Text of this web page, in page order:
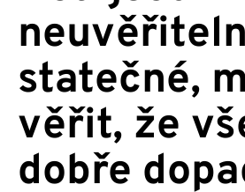
statečné,
věřit, že
dobře